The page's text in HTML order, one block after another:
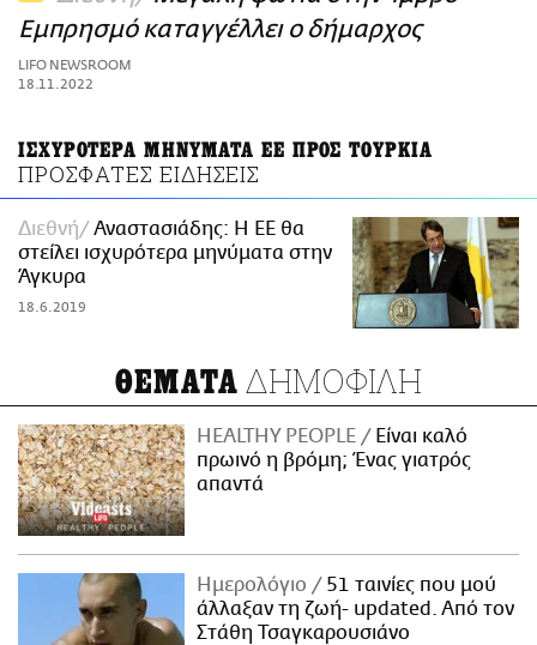
ΑΜΠΑ
PRINT
Εμπρησμό καταγγέλλει ο δήμαρχος
LIFO NEWSROOM
18.11.2022
ΙΣΧΥΡΟΤΕΡΑ ΜΗΝΥΜΑΤΑ ΕΕ ΠΡΟΣ ΤΟΥΡΚΙΑ
ΠΡΟΣΦΑΤΕΣ ΕΙΔΗΣΕΙΣ
Διεθνή
Αναστασιάδης: Η ΕΕ θα
στείλει ισχυρότερα μηνύματα στην
Άγκυρα
18.6.2019
ΘΕΜΑΤΑ ΔΗΜΟΦΙΛΗ
HEALTHY PEOPLE
Είναι καλό
πρωινό η βρόμη; Ένας γιατρός
απαντά
Ημερολόγιο
51 ταινίες που μού
άλλαξαν τη ζωή- updated. Aπό τον
Στάθη Τσαγκαρουσιάνο